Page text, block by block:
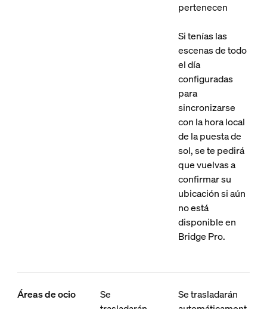
pertenecen
Si tenías las
escenas de todo
el día
configuradas
para
sincronizarse
con la hora local
de la puesta de
sol, se te pedirá
que vuelvas a
confirmar su
ubicación si aún
no está
disponible en
Bridge Pro.
Áreas de ocio
Se
Se trasladarán